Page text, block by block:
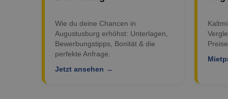
Wie du deine Chancen in
Augustusburg erhöhst: Unterlagen,
Bewerbungstipps, Bonität & die
perfekte Anfrage.
Jetzt ansehen →